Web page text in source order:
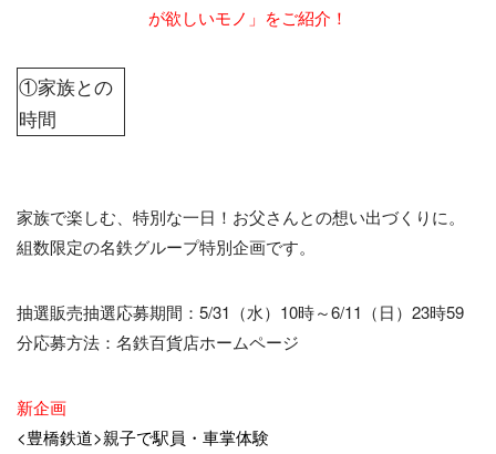
が欲しいモノ」をご紹介！
①家族との
時間
家族で楽しむ、特別な一日！お父さんとの想い出づくりに。
組数限定の名鉄グループ特別企画です。
抽選販売抽選応募期間：5/31（水）10時～6/11（日）23時59
分応募方法：名鉄百貨店ホームページ
新企画
<豊橋鉄道>親子で駅員・車掌体験